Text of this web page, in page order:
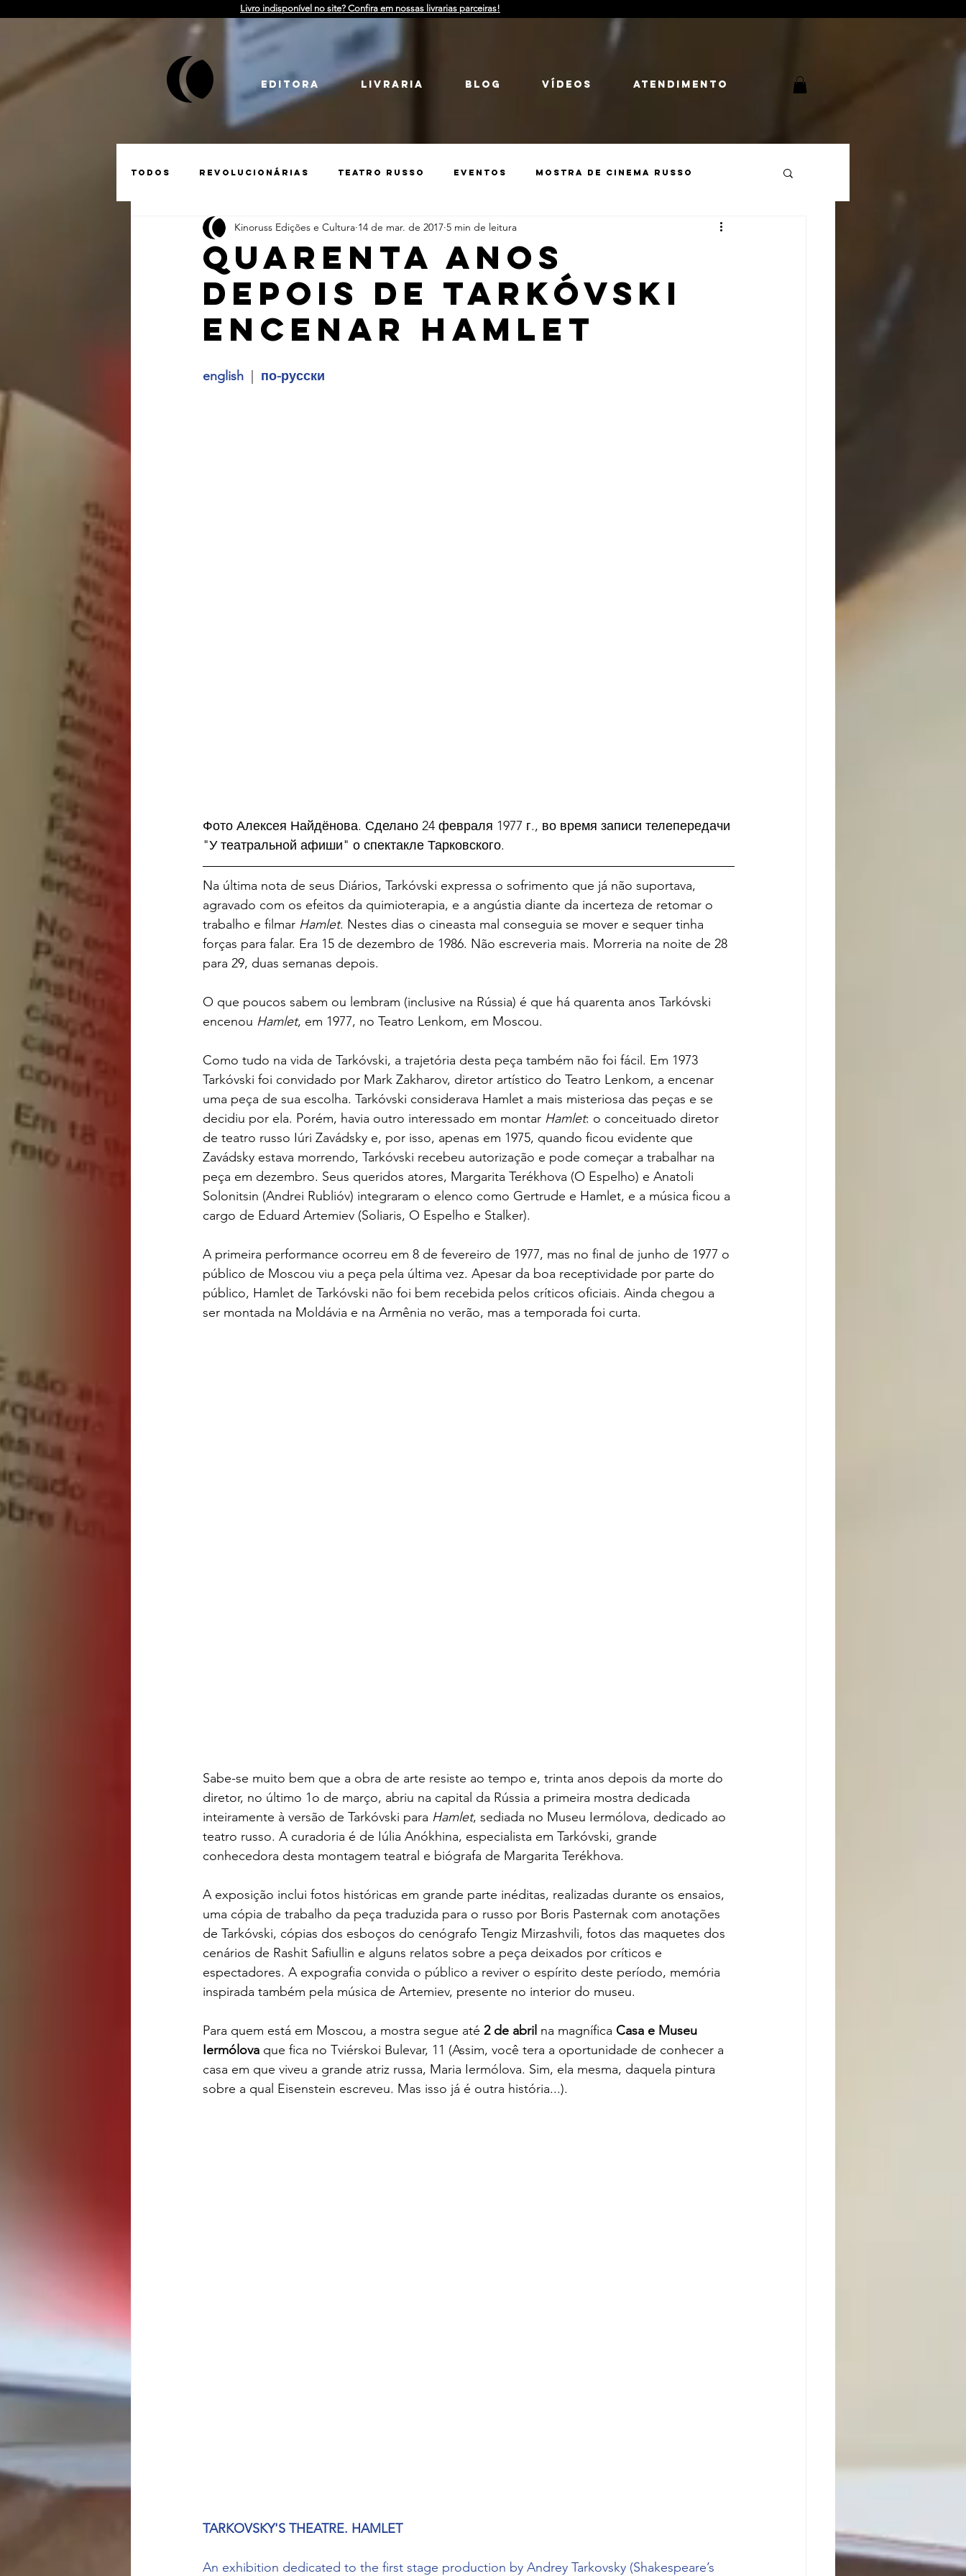
Livro indisponível no site? Confira em nossas livrarias parceiras!
EDITORA LIVRARIA Blog Vídeos atendimento
Todos Revolucionárias Teatro Russo Eventos Mostra de Cinema Russo
Matérias Tarkóvski Guerra Catarse História da Rússia Cultura Russa
Guerra na Ucrânia Street Art Catarse Debate Guerra imperialismo
Quarenta anos
depois de TARKÓVSKI
encenar HAMLET
Kinoruss Edições e Cultura 14 de mar. de 2017 5 min de leitura
english по-русски
Фото Алексея Найдёнова. Сделано 24 февраля 1977 г., во время записи телепередачи
"У театральной афиши" о спектакле Тарковского.
Na última nota de seus Diários, Tarkóvski expressa o sofrimento que já não suportava,
agravado com os efeitos da quimioterapia, e a angústia diante da incerteza de retomar o
trabalho e filmar Hamlet. Nestes dias o cineasta mal conseguia se mover e sequer tinha
forças para falar. Era 15 de dezembro de 1986. Não escreveria mais. Morreria na noite de 28
para 29, duas semanas depois.
O que poucos sabem ou lembram (inclusive na Rússia) é que há quarenta anos Tarkóvski
encenou Hamlet, em 1977, no Teatro Lenkom, em Moscou.
Como tudo na vida de Tarkóvski, a trajetória desta peça também não foi fácil. Em 1973
Tarkóvski foi convidado por Mark Zakharov, diretor artístico do Teatro Lenkom, a encenar
uma peça de sua escolha. Tarkóvski considerava Hamlet a mais misteriosa das peças e se
decidiu por ela. Porém, havia outro interessado em montar Hamlet: o conceituado diretor
de teatro russo Iúri Zavádsky e, por isso, apenas em 1975, quando ficou evidente que
Zavádsky estava morrendo, Tarkóvski recebeu autorização e pode começar a trabalhar na
peça em dezembro. Seus queridos atores, Margarita Terékhova (O Espelho) e Anatoli
Solonitsin (Andrei Rublióv) integraram o elenco como Gertrude e Hamlet, e a música ficou a
cargo de Eduard Artemiev (Soliaris, O Espelho e Stalker).
A primeira performance ocorreu em 8 de fevereiro de 1977, mas no final de junho de 1977 o
público de Moscou viu a peça pela última vez. Apesar da boa receptividade por parte do
público, Hamlet de Tarkóvski não foi bem recebida pelos críticos oficiais. Ainda chegou a
ser montada na Moldávia e na Armênia no verão, mas a temporada foi curta.
Sabe-se muito bem que a obra de arte resiste ao tempo e, trinta anos depois da morte do
diretor, no último 1o de março, abriu na capital da Rússia a primeira mostra dedicada
inteiramente à versão de Tarkóvski para Hamlet, sediada no Museu Iermólova, dedicado ao
teatro russo. A curadoria é de Iúlia Anókhina, especialista em Tarkóvski, grande
conhecedora desta montagem teatral e biógrafa de Margarita Terékhova.
A exposição inclui fotos históricas em grande parte inéditas, realizadas durante os ensaios,
uma cópia de trabalho da peça traduzida para o russo por Boris Pasternak com anotações
de Tarkóvski, cópias dos esboços do cenógrafo Tengiz Mirzashvili, fotos das maquetes dos
cenários de Rashit Safiullin e alguns relatos sobre a peça deixados por críticos e
espectadores. A expografia convida o público a reviver o espírito deste período, memória
inspirada também pela música de Artemiev, presente no interior do museu.
Para quem está em Moscou, a mostra segue até 2 de abril na magnífica Casa e Museu
Iermólova que fica no Tviérskoi Bulevar, 11 (Assim, você tera a oportunidade de conhecer a
casa em que viveu a grande atriz russa, Maria Iermólova. Sim, ela mesma, daquela pintura
sobre a qual Eisenstein escreveu. Mas isso já é outra história...).
TARKOVSKY'S THEATRE. HAMLET
An exhibition dedicated to the first stage production by Andrey Tarkovsky (Shakespeare’s